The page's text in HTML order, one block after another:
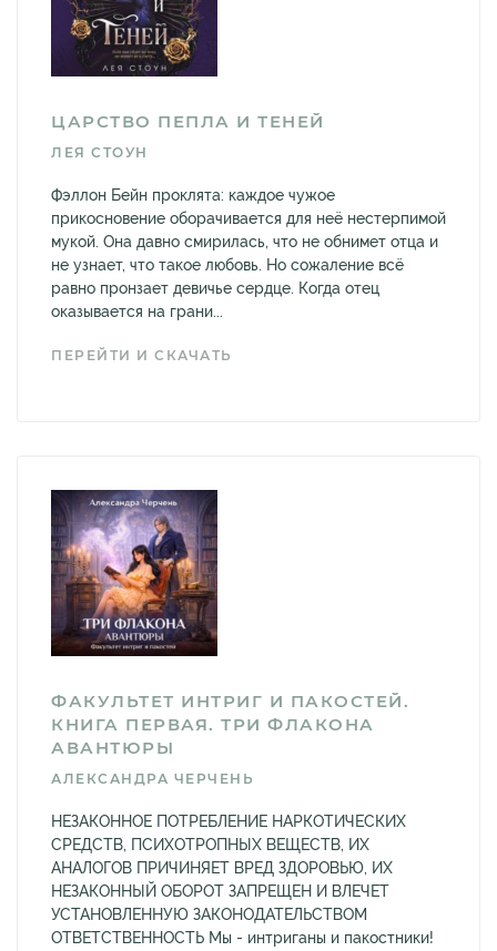
ЦАРСТВО ПЕПЛА И ТЕНЕЙ
ЛЕЯ СТОУН
Фэллон Бейн проклята: каждое чужое
прикосновение оборачивается для неё нестерпимой
мукой. Она давно смирилась, что не обнимет отца и
не узнает, что такое любовь. Но сожаление всё
равно пронзает девичье сердце. Когда отец
оказывается на грани...
ПЕРЕЙТИ И СКАЧАТЬ
ФАКУЛЬТЕТ ИНТРИГ И ПАКОСТЕЙ.
КНИГА ПЕРВАЯ. ТРИ ФЛАКОНА
АВАНТЮРЫ
АЛЕКСАНДРА ЧЕРЧЕНЬ
НЕЗАКОННОЕ ПОТРЕБЛЕНИЕ НАРКОТИЧЕСКИХ
СРЕДСТВ, ПСИХОТРОПНЫХ ВЕЩЕСТВ, ИХ
АНАЛОГОВ ПРИЧИНЯЕТ ВРЕД ЗДОРОВЬЮ, ИХ
НЕЗАКОННЫЙ ОБОРОТ ЗАПРЕЩЕН И ВЛЕЧЕТ
УСТАНОВЛЕННУЮ ЗАКОНОДАТЕЛЬСТВОМ
ОТВЕТСТВЕННОСТЬ Мы - интриганы и пакостники!